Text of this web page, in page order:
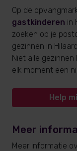
Op de
gastkinderen in
zoeken op je
gezinnen in
Niet alle gezinnen
elk moment een
Help
Meer
Meer informatie